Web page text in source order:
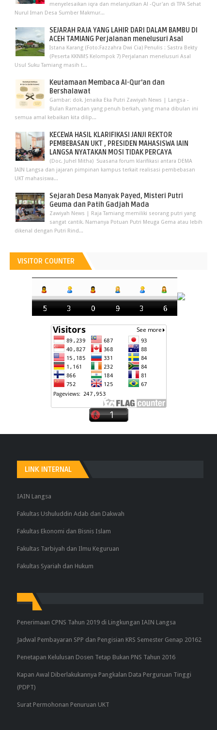
menyelesaikan iqra dan melanjutkan Al -Qur'an di TPA Sehat
Nurul Iman Desa Sumber Makmur...
SEJARAH RAJA YANG LAHIR DARI DALAM BAMBU DI
ACEH TAMIANG Perjalanan menelusuri Asal
Istana Karang (Foto:Fazzahra Dwi Cia) Penulis : Sastra Bekty
(Peserta KKNMS Kelompok 7) Perjalanan menelusuri Asal
Usul Suku Tamiang masih t...
Keutamaan Membaca Al-Qur'an dan
Bershalawat
Gambar: dok. Jenaika Eka Putri Zawiyah News | Langsa -
Bulan Ramadan yang penuh berkah, yang mana dibulan ini
semua amal kebaikan kita dilip...
KECEWA HASIL KLARIFIKASI JANJI REKTOR
PEMBEBASAN UKT , PRESIDEN MAHASISWA IAIN
LANGSA NYATAKAN MOSI TIDAK PERCAYA
(Doc. Juhel Mitha) Suasana forum klarifikasi antara DEMA
IAIN Langsa dan jajaran pimpinan kampus terkait realisasi pembebasan
UKT mahasiswa...
Sejarah Desa Manyak Payed, Misteri Putri
Geuma dan Patih Gadjah Mada
Zawiyah News | Raja Tamiang memiliki seorang putri yang
sangat cantik. Namanya Potuan Putri Meuga Gema atau lebih
dikenal dengan Putri Rind...
VISITOR COUNTER
LINK INTERNAL
IAIN Langsa
Fakultas Ushuluddin Adab dan Dakwah
Fakultas Ekonomi dan Bisnis Islam
Fakultas Tarbiyah dan Ilmu Keguruan
Fakultas Syariah dan Hukum
Penerimaan CPNS Tahun 2019 di Lingkungan IAIN Langsa
Jadwal Pembayaran SPP dan Pengisian KRS Semester Genap 20162
Penetapan Kelulusan Dosen Tetap Bukan PNS Tahun 2016
Kapan Awal Diberlakukannya Pangkalan Data Perguruan Tinggi
(PDPT)
Surat Permohonan Penuruan UKT